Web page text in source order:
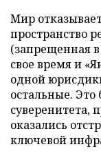
Мир
пространство
(запрещенная в
свое время и
одной
остальные.
суверенитета,
оказались
ключевой